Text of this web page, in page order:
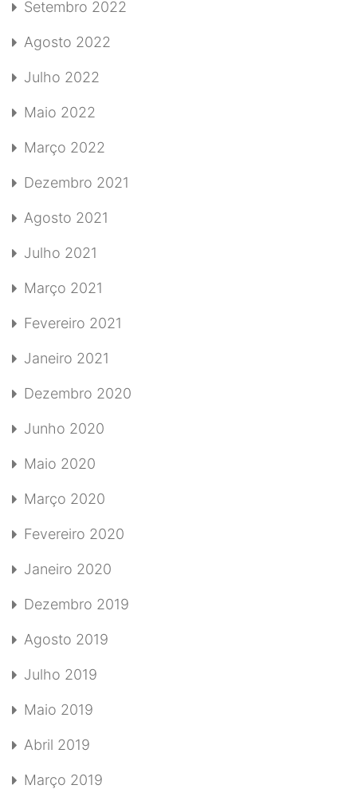
Setembro 2022
Agosto 2022
Julho 2022
Maio 2022
Março 2022
Dezembro 2021
Agosto 2021
Julho 2021
Março 2021
Fevereiro 2021
Janeiro 2021
Dezembro 2020
Junho 2020
Maio 2020
Março 2020
Fevereiro 2020
Janeiro 2020
Dezembro 2019
Agosto 2019
Julho 2019
Maio 2019
Abril 2019
Março 2019